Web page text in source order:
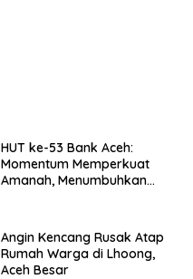
HUT ke-53 Bank Aceh:
Momentum Memperkuat
Amanah, Menumbuhkan
Angin Kencang Rusak Atap
Rumah Warga di Lhoong,
Aceh Besar